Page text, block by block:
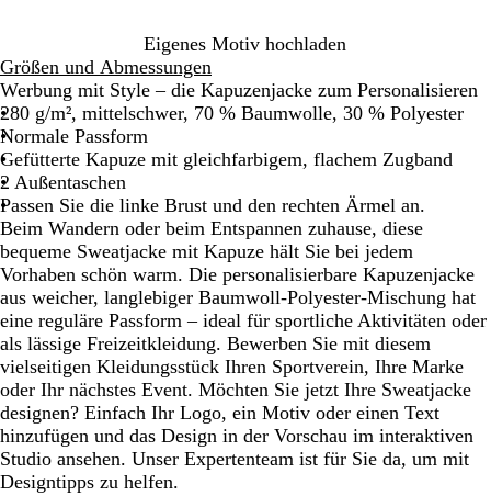
l
a
u
i
v
g
r
ü
n
Eigenes Motiv hochladen
Größen und Abmessungen
Werbung mit Style – die Kapuzenjacke zum Personalisieren
280 g/m², mittelschwer, 70 % Baumwolle, 30 % Polyester
Normale Passform
Gefütterte Kapuze mit gleichfarbigem, flachem Zugband
2 Außentaschen
Passen Sie die linke Brust und den rechten Ärmel an.
Beim Wandern oder beim Entspannen zuhause, diese
bequeme Sweatjacke mit Kapuze hält Sie bei jedem
Vorhaben schön warm. Die personalisierbare Kapuzenjacke
aus weicher, langlebiger Baumwoll-Polyester-Mischung hat
eine reguläre Passform – ideal für sportliche Aktivitäten oder
als lässige Freizeitkleidung. Bewerben Sie mit diesem
vielseitigen Kleidungsstück Ihren Sportverein, Ihre Marke
oder Ihr nächstes Event. Möchten Sie jetzt Ihre Sweatjacke
designen? Einfach Ihr Logo, ein Motiv oder einen Text
hinzufügen und das Design in der Vorschau im interaktiven
Studio ansehen. Unser Expertenteam ist für Sie da, um mit
Designtipps zu helfen.